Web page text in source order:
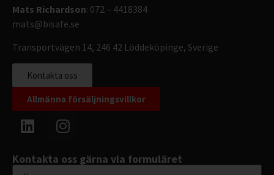
Mats Richardson: 072 – 4418384
mats@bisafe.se
Transportvägen 14, 246 42 Löddeköpinge, Sverige
Kontakta oss
Allmänna försäljningsvillkor
Kontakta oss gärna via formuläret